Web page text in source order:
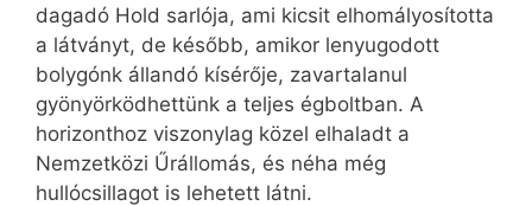
dagadó Hold sarlója, ami kicsit elhomályosította
a látványt, de később, amikor lenyugodott
bolygónk állandó kísérője, zavartalanul
gyönyörködhettünk a teljes égboltban. A
horizonthoz viszonylag közel elhaladt a
Nemzetközi Űrállomás, és néha még
hullócsillagot is lehetett látni.